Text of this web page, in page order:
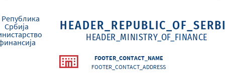
HEADER_MINISTRY_OF_FINANCE
FOOTER_CONTACT_NAME
FOOTER_CONTACT_ADDRESS